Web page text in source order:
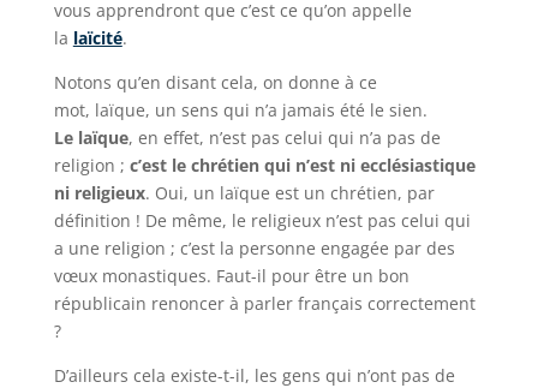
vous apprendront que c’est ce qu’on appelle
la laïcité.
Notons qu’en disant cela, on donne à ce
mot, laïque, un sens qui n’a jamais été le sien.
Le laïque, en effet, n’est pas celui qui n’a pas de
religion ; c’est le chrétien qui n’est ni ecclésiastique
ni religieux. Oui, un laïque est un chrétien, par
définition ! De même, le religieux n’est pas celui qui
a une religion ; c’est la personne engagée par des
vœux monastiques. Faut-il pour être un bon
républicain renoncer à parler français correctement
?
D’ailleurs cela existe-t-il, les gens qui n’ont pas de